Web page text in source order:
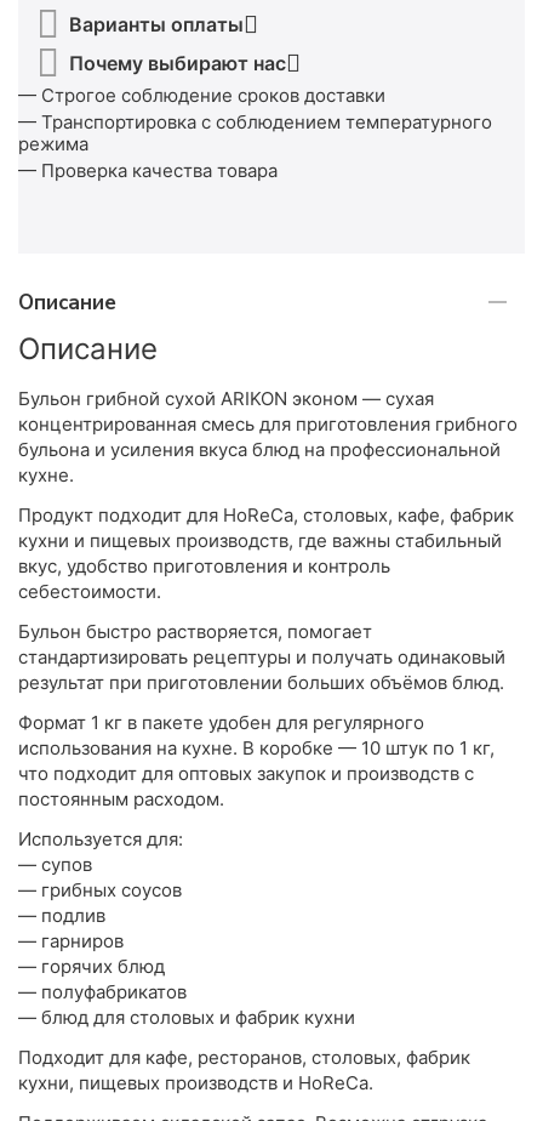
Варианты оплаты
Почему выбирают нас
— Строгое соблюдение сроков доставки
— Транспортировка с соблюдением температурного
режима
— Проверка качества товара
Описание
Описание
Бульон грибной сухой ARIKON эконом — сухая
концентрированная смесь для приготовления грибного
бульона и усиления вкуса блюд на профессиональной
кухне.
Продукт подходит для HoReCa, столовых, кафе, фабрик
кухни и пищевых производств, где важны стабильный
вкус, удобство приготовления и контроль
себестоимости.
Бульон быстро растворяется, помогает
стандартизировать рецептуры и получать одинаковый
результат при приготовлении больших объёмов блюд.
Формат 1 кг в пакете удобен для регулярного
использования на кухне. В коробке — 10 штук по 1 кг,
что подходит для оптовых закупок и производств с
постоянным расходом.
Используется для:
— супов
— грибных соусов
— подлив
— гарниров
— горячих блюд
— полуфабрикатов
— блюд для столовых и фабрик кухни
Подходит для кафе, ресторанов, столовых, фабрик
кухни, пищевых производств и HoReCa.